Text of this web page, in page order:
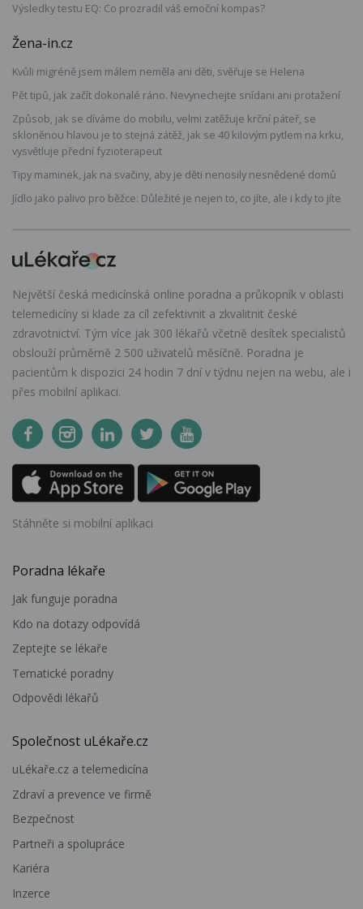
Výsledky testu EQ: Co prozradil váš emoční kompas?
Žena-in.cz
Kvůli migréně jsem málem neměla ani děti, svěřuje se Helena
Pět tipů, jak začít dokonalé ráno. Nevynechejte snídani ani protažení
Způsob, jak se díváme do mobilu, velmi zatěžuje krční páteř, se
skloněnou hlavou je to stejná zátěž, jak se 40 kilovým pytlem na krku,
vysvětluje přední fyzioterapeut
Tipy maminek, jak na svačiny, aby je děti nenosily nesnědené domů
Jídlo jako palivo pro běžce: Důležité je nejen to, co jíte, ale i kdy to jíte
Největší česká medicínská online poradna a průkopník v oblasti
telemedicíny si klade za cíl zefektivnit a zkvalitnit české
zdravotnictví. Tým více jak 300 lékařů včetně desítek specialistů
obslouží průměrně 2 500 uživatelů měsíčně. Poradna je
pacientům k dispozici 24 hodin 7 dní v týdnu nejen na webu, ale i
přes mobilní aplikaci.
Stáhněte si mobilní aplikaci
Poradna lékaře
Jak funguje poradna
Kdo na dotazy odpovídá
Zeptejte se lékaře
Tematické poradny
Odpovědi lékařů
Společnost uLékaře.cz
uLékaře.cz a telemedicína
Zdraví a prevence ve firmě
Bezpečnost
Partneři a spolupráce
Kariéra
Inzerce